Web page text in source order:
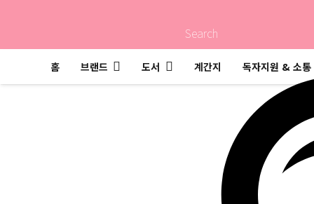
Search
홈 브랜드 도서 계간지 독자지원 & 소통